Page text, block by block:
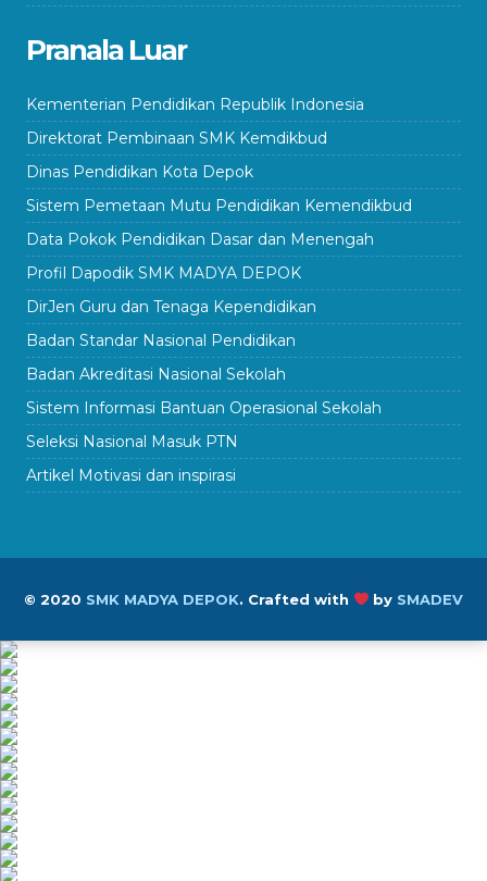
Pranala Luar
Kementerian Pendidikan Republik Indonesia
Direktorat Pembinaan SMK Kemdikbud
Dinas Pendidikan Kota Depok
Sistem Pemetaan Mutu Pendidikan Kemendikbud
Data Pokok Pendidikan Dasar dan Menengah
Profil Dapodik SMK MADYA DEPOK
DirJen Guru dan Tenaga Kependidikan
Badan Standar Nasional Pendidikan
Badan Akreditasi Nasional Sekolah
Sistem Informasi Bantuan Operasional Sekolah
Seleksi Nasional Masuk PTN
Artikel Motivasi dan inspirasi
© 2020 SMK MADYA DEPOK. Crafted with by SMADEV